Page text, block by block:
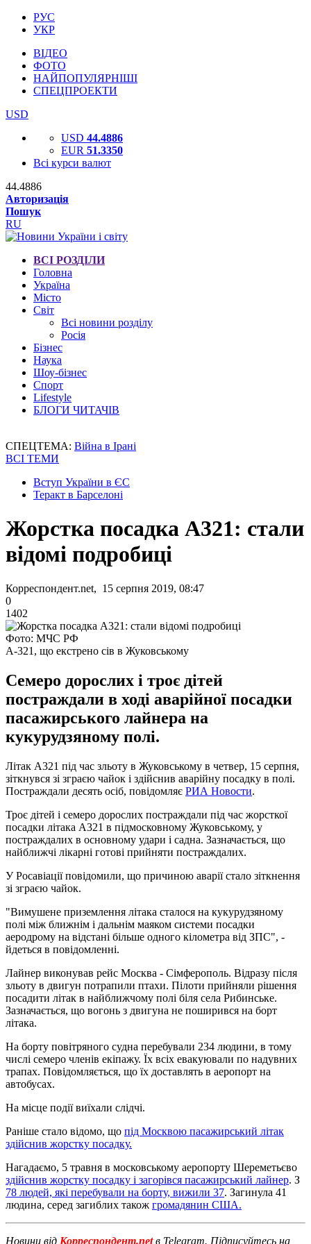
РУС
УКР
ВІДЕО
ФОТО
НАЙПОПУЛЯРНІШІ
СПЕЦПРОЕКТИ
USD
USD 44.4886
EUR 51.3350
Всі курси валют
44.4886
Авторизація
Пошук
RU
ВСІ РОЗДІЛИ
Головна
Україна
Місто
Світ
Всі новини розділу
Росія
Бізнес
Наука
Шоу-бізнес
Спорт
Lifestyle
БЛОГИ ЧИТАЧІВ
СПЕЦТЕМА: Війна в Ірані
ВСІ ТЕМИ
Вступ України в ЄС
Теракт в Барселоні
Жорстка посадка А321: стали
відомі подробиці
Корреспондент.net, 15 серпня 2019, 08:47
0
1402
Фото: МЧС РФ
A-321, що екстрено сів в Жуковському
Семеро дорослих і троє дітей
постраждали в ході аварійної посадки
пасажирського лайнера на
кукурудзяному полі.
Літак А321 під час зльоту в Жуковському в четвер, 15 серпня,
зіткнувся зі зграєю чайок і здійснив аварійну посадку в полі.
Постраждали десять осіб, повідомляє РИА Новости.
Троє дітей і семеро дорослих постраждали під час жорсткої
посадки літака A321 в підмосковному Жуковському, у
постраждалих в основному удари і садна. Зазначається, що
найближчі лікарні готові прийняти постраждалих.
У Росавіації повідомили, що причиною аварії стало зіткнення
зі зграєю чайок.
"Вимушене приземлення літака сталося на кукурудзяному
полі між ближнім і дальнім маяком системи посадки
аеродрому на відстані більше одного кілометра від ЗПС", -
йдеться в повідомленні.
Лайнер виконував рейс Москва - Сімферополь. Відразу після
зльоту в двигун потрапили птахи. Пілоти прийняли рішення
посадити літак в найближчому полі біля села Рибинське.
Зазначається, що вогонь з двигуна не поширився на борт
літака.
На борту повітряного судна перебували 234 людини, в тому
числі семеро членів екіпажу. Їх всіх евакуювали по надувних
трапах. Повідомляється, що їх доставлять в аеропорт на
автобусах.
На місце події виїхали слідчі.
Раніше стало відомо, що під Москвою пасажирський літак
здійснив жорстку посадку.
Нагадаємо, 5 травня в московському аеропорту Шереметьєво
здійснив жорстку посадку і загорівся пасажирський лайнер. З
78 людей, які перебували на борту, вижили 37. Загинула 41
людина, серед загиблих також громадянин США.
Новини від Корреспондент.netв Telegram. Підписуйтесь на